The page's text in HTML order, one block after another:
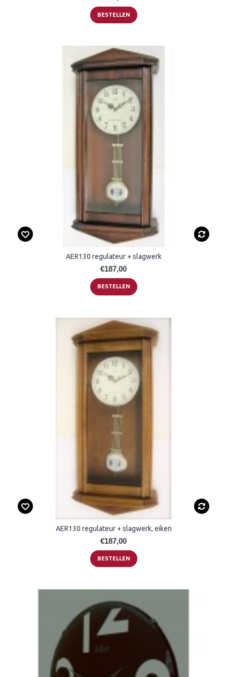
BESTELLEN
AER130 regulateur + slagwerk
€187,00
BESTELLEN
AER130 regulateur + slagwerk, eiken
€187,00
BESTELLEN